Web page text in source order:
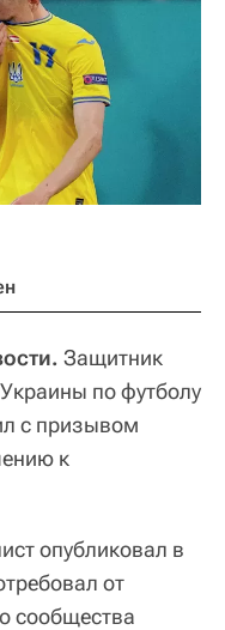
Защитник
по футболу
с призывом
к
опубликовал в
от
сообщества